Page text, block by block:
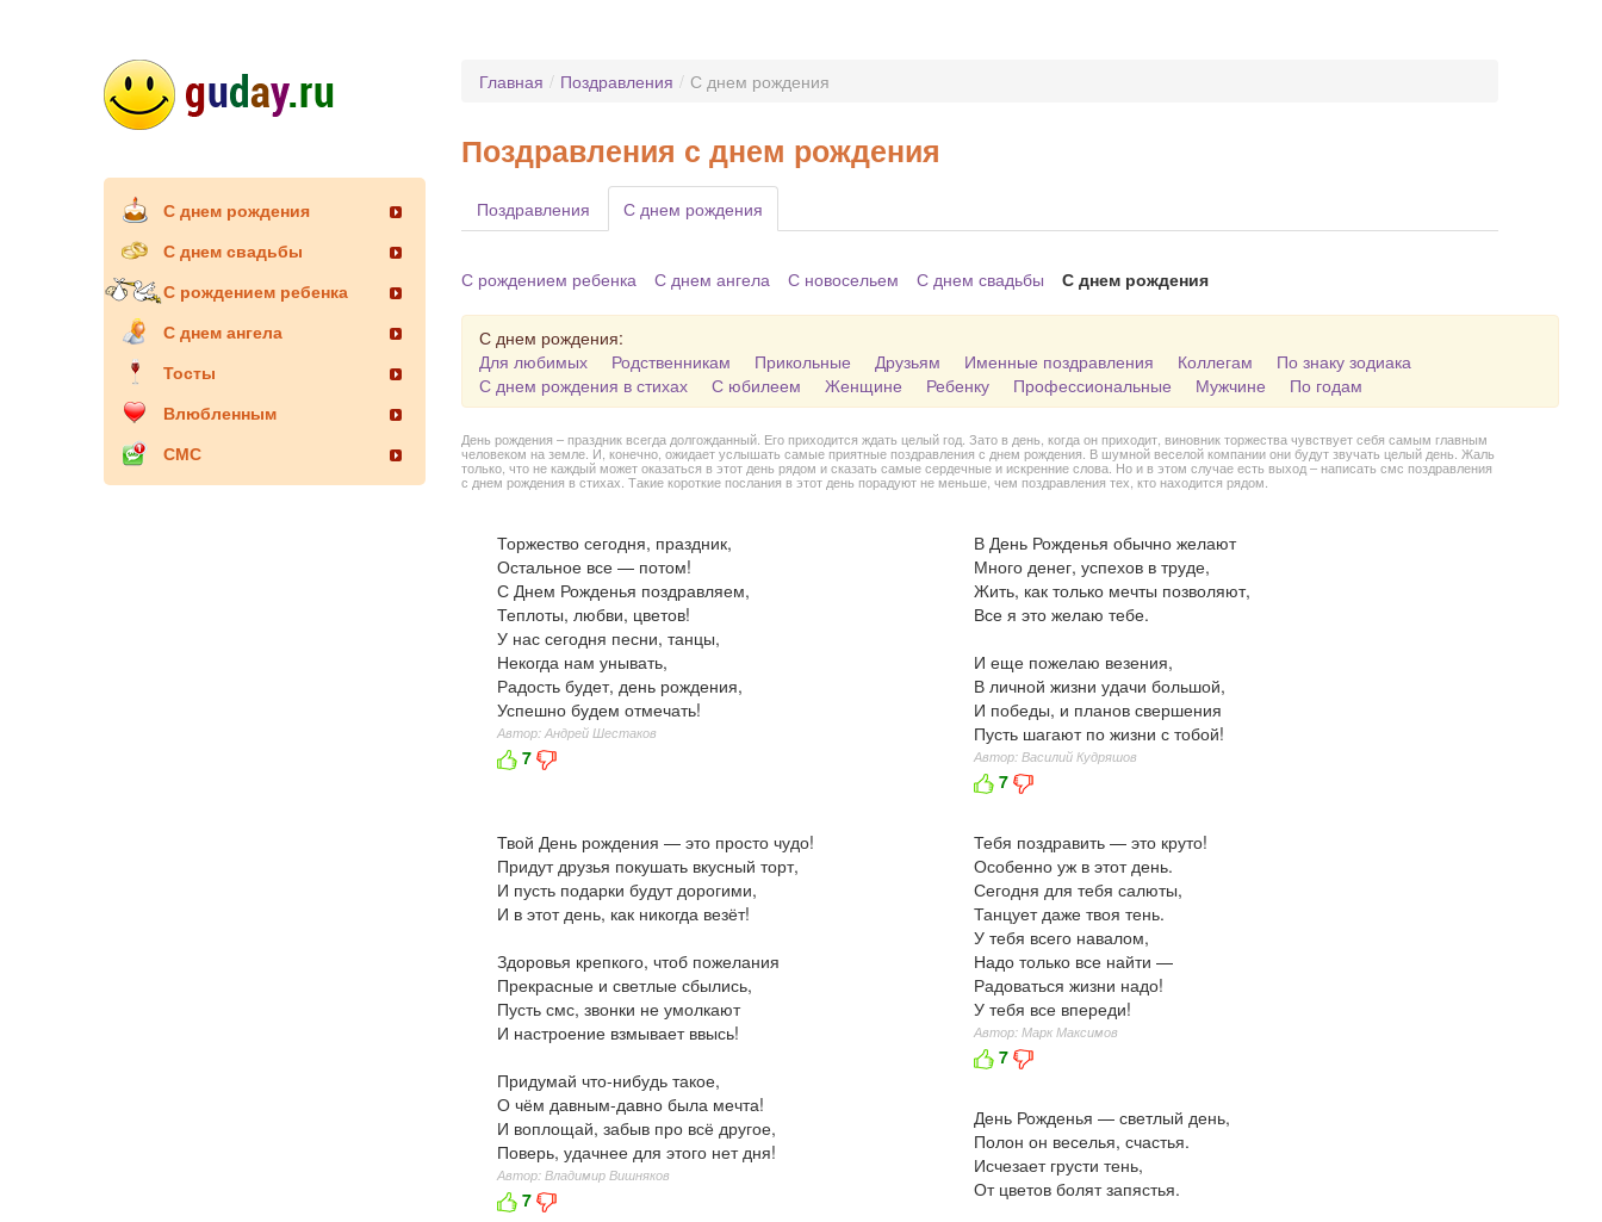
С днем рождения
С днем свадьбы
С рождением ребенка
С днем ангела
Тосты
Влюбленным
СМС
Главная / Поздравления / С днем рождения
Поздравления с днем рождения
Поздравления С днем рождения
С рождением ребенка С днем ангела С новосельем С днем свадьбы С днем рождения
С днем рождения:
Для любимых
Родственникам Прикольные Друзьям Именные поздравления Коллегам
По знаку зодиака
С днем рождения в стихах
С юбилеем Женщине Ребенку Профессиональные Мужчине По годам
День рождения – праздник всегда долгожданный. Его приходится ждать целый год. Зато в день, когда он приходит, виновник торжества чувствует себя самым главным
человеком на земле. И, конечно, ожидает услышать самые приятные поздравления с днем рождения. В шумной веселой компании они будут звучать целый день. Жаль
только, что не каждый может оказаться в этот день рядом и сказать самые сердечные и искренние слова. Но и в этом случае есть выход – написать смс поздравления
с днем рождения в стихах. Такие короткие послания в этот день порадуют не меньше, чем поздравления тех, кто находится рядом.
Торжество сегодня, праздник,
Остальное все — потом!
С Днем Рожденья поздравляем,
Теплоты, любви, цветов!
У нас сегодня песни, танцы,
Некогда нам унывать,
Радость будет, день рождения,
Успешно будем отмечать!
Автор: Андрей Шестаков
7
В День Рожденья обычно желают
Много денег, успехов в труде,
Жить, как только мечты позволяют,
Все я это желаю тебе.
И еще пожелаю везения,
В личной жизни удачи большой,
И победы, и планов свершения
Пусть шагают по жизни с тобой!
Автор: Василий Кудряшов
7
Твой День рождения — это просто чудо!
Придут друзья покушать вкусный торт,
И пусть подарки будут дорогими,
И в этот день, как никогда везёт!
Здоровья крепкого, чтоб пожелания
Прекрасные и светлые сбылись,
Пусть смс, звонки не умолкают
И настроение взмывает ввысь!
Придумай что-нибудь такое,
О чём давным-давно была мечта!
И воплощай, забыв про всё другое,
Поверь, удачнее для этого нет дня!
Автор: Владимир Вишняков
7
Тебя поздравить — это круто!
Особенно уж в этот день.
Сегодня для тебя салюты,
Танцует даже твоя тень.
У тебя всего навалом,
Надо только все найти —
Радоваться жизни надо!
У тебя все впереди!
Автор: Марк Максимов
7
День Рожденья — светлый день,
Полон он веселья, счастья.
Исчезает грусти тень,
От цветов болят запястья.